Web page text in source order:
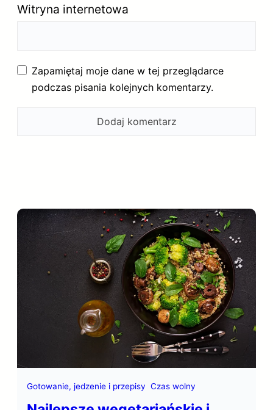
Witryna internetowa
Zapamiętaj moje dane w tej przeglądarce
podczas pisania kolejnych komentarzy.
Gotowanie, jedzenie i przepisy Czas wolny